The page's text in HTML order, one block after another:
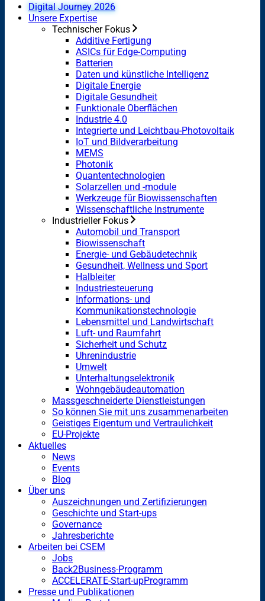
Digital Journey 2026
Unsere Expertise
Technischer Fokus
Additive Fertigung
ASICs für Edge-Computing
Batterien
Daten und künstliche Intelligenz
Digitale Energie
Digitale Gesundheit
Funktionale Oberflächen
Industrie 4.0
Integrierte und Leichtbau-Photovoltaik
IoT und Bildverarbeitung
MEMS
Photonik
Quantentechnologien
Solarzellen und -module
Werkzeuge für Biowissenschaften
Wissenschaftliche Instrumente
Industrieller Fokus
Automobil und Transport
Biowissenschaft
Energie- und Gebäudetechnik
Gesundheit, Wellness und Sport
Halbleiter
Industriesteuerung
Informations- und
Kommunikationstechnologie
Lebensmittel und Landwirtschaft
Luft- und Raumfahrt
Sicherheit und Schutz
Uhrenindustrie
Umwelt
Unterhaltungselektronik
Wohngebäudeautomation
Massgeschneiderte Dienstleistungen
So können Sie mit uns zusammenarbeiten
Geistiges Eigentum und Vertraulichkeit
EU-Projekte
Aktuelles
News
Events
Blog
Über uns
Auszeichnungen und Zertifizierungen
Geschichte und Start-ups
Governance
Jahresberichte
Arbeiten bei CSEM
Jobs
Back2Business-Programm
ACCELERATE-Start-upProgramm
Presse und Publikationen